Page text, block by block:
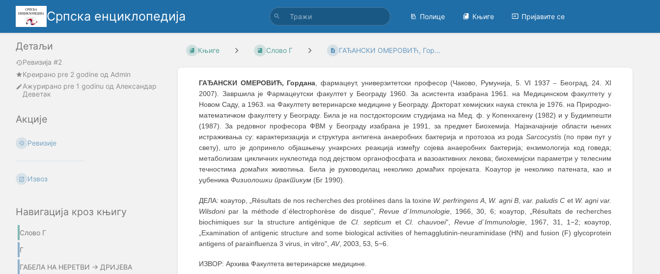
Српска енциклопедија Полице Књиге Пријавите се
Детаљи
Ревизија #2
Креирано pre 2 godine oд Admin
Ажурирано pre 1 godinu од Александар
Деветак
Акције
Ревизије
Извоз
Навигација кроз књигу
Слово Г
Г
ГАБЕЛА НА НЕРЕТВИ → ДРИЈЕВА
Књиге Слово Г ГАЂАНСКИ OМЕРОВИЋ, Гор...
ГАЂАНСКИ OМЕРОВИЋ, Гордана, фармацеут, универзитетски професор (Чаково, Румунија, 5. VI 1937– Београд, 24. XI
2007). Завршила је Фармацеутски факултет у Београду 1960. За асистента изабрана 1961. на Медицинском факултету у
Новом Саду, а 1963. на Факултету ветеринарске медицине у Београду. Докторaт хемијских наука стекла је 1976. на Природно-
математичком факултету у Београду. Била је на постдокторским студијама на Мед. ф. у Копенхагену (1982) и у Будимпешти
(1987). За редовног професора ФВМ у Београду изабрана је 1991, за предмет Биохемија. Најзначајније области њених
истраживања су: карактеризација и структура антигена анаеробних бактерија и протозоа из рода Sarcocystis(по први пут у
свету), што је допринело објашњењу унакрсних реакција између сојева анаеробних бактерија; ензимологија код говеда;
метаболизам цикличних нуклеотида под дејством органофосфата и вазоактивних лекова; биохемијски параметри у телесним
течностима домаћих животиња. Била је руководилац неколико домаћих пројеката. Koаутор је неколико патената, као и
уџбеника Физиолошки практикум (Бг 1990).
ДЕЛА: коаутор, „Résultats de nos recherches des protéines dans la toxine W. perfringens A W. agni B,var. paludis C et W. agni var.
Wilsdonipar la méthode d´électrophorèse de disque",Revue d´Immunologie, 1966, 30, 6; коаутор, „Résultats de recherches
biochimiques sur la structure antigénique de Cl. septicum etCl. chauvoei", Revue d´Immunologie , 1967, 31, 1−2; коаутор,
„Examination of antigenic structure and some biological activities of hemagglutinin-neuraminidase (HN) and fusion (F) glycoprotein
antigens of parainfluenza 3 virus, in vitro", AV, 2003, 53, 5−6.
ИЗВОР: Архива Факултета ветеринарске медицине.